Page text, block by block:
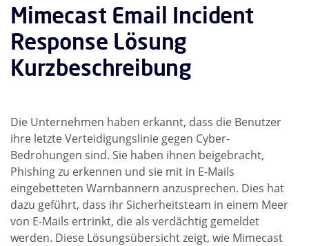
Mimecast Email Incident
Response Lösung
Kurzbeschreibung
Die Unternehmen haben erkannt, dass die Benutzer
ihre letzte Verteidigungslinie gegen Cyber-
Bedrohungen sind. Sie haben ihnen beigebracht,
Phishing zu erkennen und sie mit in E-Mails
eingebetteten Warnbannern anzusprechen. Dies hat
dazu geführt, dass ihr Sicherheitsteam in einem Meer
von E-Mails ertrinkt, die als verdächtig gemeldet
werden. Diese Lösungsübersicht zeigt, wie Mimecast